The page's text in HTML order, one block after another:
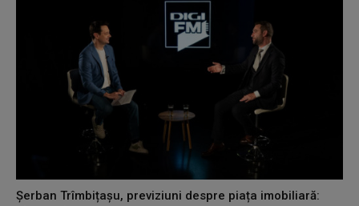
Șerban Trîmbițașu, previziuni despre piața imobiliară: